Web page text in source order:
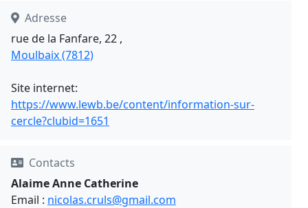
Adresse
rue de la Fanfare, 22 ,
Moulbaix (7812)
Site internet:
https://www.lewb.be/content/information-sur-
cercle?clubid=1651
Contacts
Alaime Anne Catherine
Email : nicolas.cruls@gmail.com